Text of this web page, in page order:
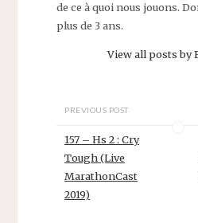
de ce à quoi nous jouons.
plus de 3 ans.
View all posts by
PREVIOUS POST
157 – Hs 2 : Cry
Tough (Live
MarathonCast
2019)